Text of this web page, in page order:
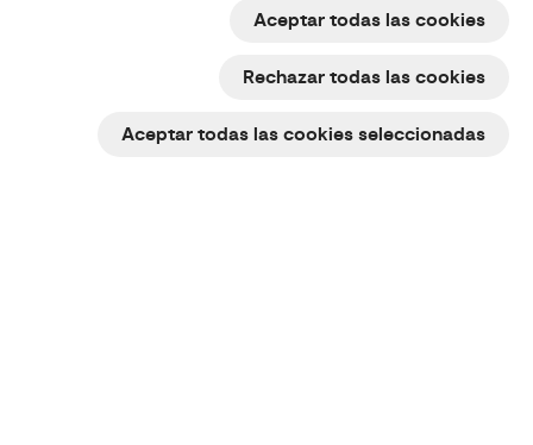
Aceptar todas las cookies
Rechazar todas las cookies
Aceptar todas las cookies seleccionadas